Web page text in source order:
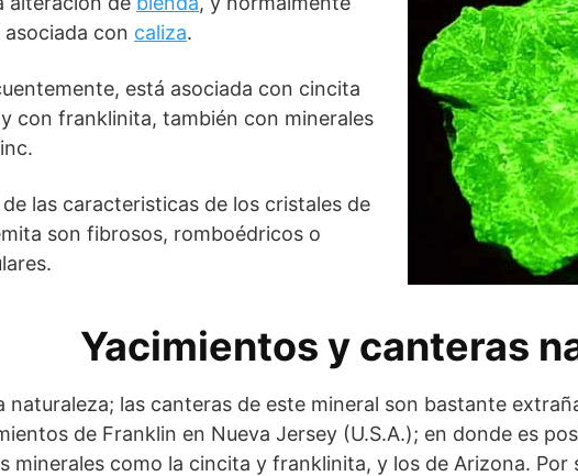
asociada con caliza.
está asociada con cincita
con franklinita, también con minerales
de las caracteristicas de los cristales de
son fibrosos, romboédricos o
Yacimientos y canteras
naturaleza; las canteras de este mineral son bastante
de Franklin en Nueva Jersey (U.S.A.); en donde es
minerales como la cincita y franklinita, y los de Arizona. Por